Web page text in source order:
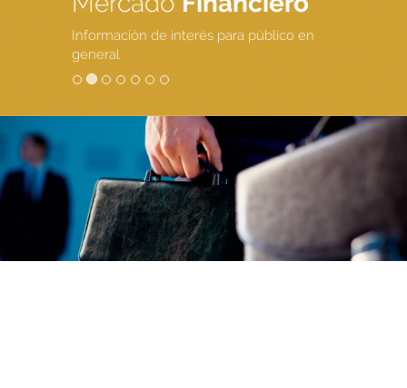
Información de interés para público en
general